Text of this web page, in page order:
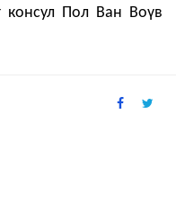
консул Пол Ван Воүв